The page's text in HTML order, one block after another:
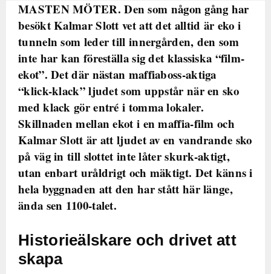
MASTEN MÖTER. Den som någon gång har
besökt Kalmar Slott vet att det alltid är eko i
tunneln som leder till innergården, den som
inte har kan föreställa sig det klassiska “film-
ekot”. Det där nästan maffiaboss-aktiga
“klick-klack” ljudet som uppstår när en sko
med klack gör entré i tomma lokaler.
Skillnaden mellan ekot i en maffia-film och
Kalmar Slott är att ljudet av en vandrande sko
på väg in till slottet inte låter skurk-aktigt,
utan enbart uråldrigt och mäktigt. Det känns i
hela byggnaden att den har stått här länge,
ända sen 1100-talet.
Historieälskare och drivet att
skapa